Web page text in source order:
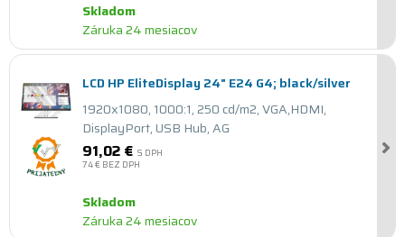
Skladom
Záruka 24 mesiacov
LCD HP EliteDisplay 24" E24 G4; black/silver
1920x1080, 1000:1, 250 cd/m2, VGA,HDMI,
DisplayPort, USB Hub, AG
91,02 € S DPH
74 € BEZ DPH
Skladom
Záruka 24 mesiacov